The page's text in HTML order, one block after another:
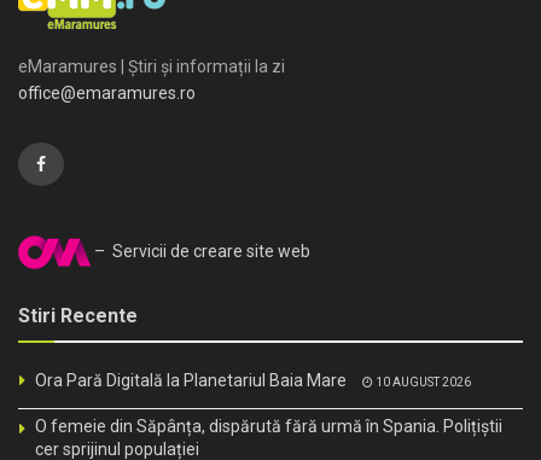
eMaramures | Știri și informații la zi
office@emaramures.ro
– Servicii de creare site web
Stiri Recente
Ora Pară Digitală la Planetariul Baia Mare 10 AUGUST 2026
O femeie din Săpânța, dispărută fără urmă în Spania. Polițiștii
cer sprijinul populației